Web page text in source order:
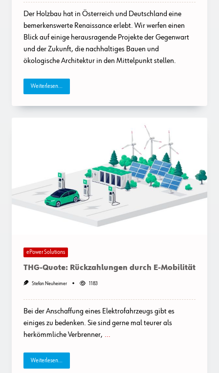
Der Holzbau hat in Österreich und Deutschland eine
bemerkenswerte Renaissance erlebt. Wir werfen einen
Blick auf einige herausragende Projekte der Gegenwart
und der Zukunft, die nachhaltiges Bauen und
ökologische Architektur in den Mittelpunkt stellen.
Weiterlesen...
ePower Solutions
THG-Quote: Rückzahlungen durch E-Mobilität
Stefan Neuheimer 1183
Bei der Anschaffung eines Elektrofahrzeugs gibt es
einiges zu bedenken. Sie sind gerne mal teurer als
herkömmliche Verbrenner, ...
Weiterlesen...